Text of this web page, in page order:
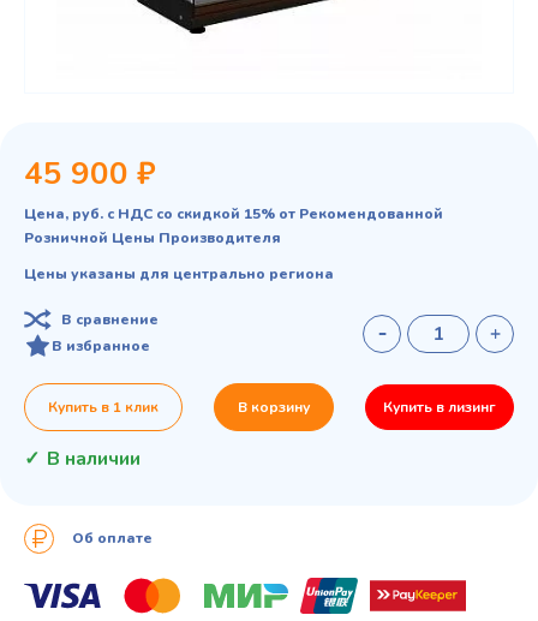
45 900 ₽
Цена, руб. с НДС со скидкой 15% от Рекомендованной
Розничной Цены Производителя
Цены указаны для центрально региона
В сравнение
В избранное
Купить в 1 клик В корзину Купить в лизинг
В наличии
Об оплате